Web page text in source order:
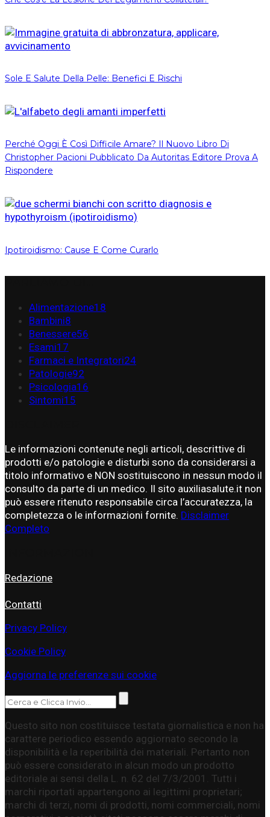
Sole E Salute Della Pelle: Benefici E Rischi
Perché Oggi È Così Difficile Amare? Il Nuovo Libro Di
Christopher Pacioni Pubblicato Da Autoritas Editore Prova A
Rispondere
Ipotiroidismo: Cause E Come Curarlo
Alimentazione18
Bambini8
Benessere56
Esami17
Farmaci e Integratori24
Patologie92
Psicologia16
Sintomi15
Le informazioni contenute negli articoli, descrittive di
prodotti e/o patologie e disturbi sono da considerarsi a
titolo informativo e NON sostituiscono in nessun modo il
consulto da parte di un medico. Il sito auxiliasalute.it non
può essere ritenuto responsabile circa l’accuratezza, la
completezza o le informazioni fornite. Disclaimer
Completo
Redazione
Contatti
Privacy Policy
Cookie Policy
Aggiorna le preferenze sui cookie
Questo sito non costituisce testata giornalistica e non ha
carattere periodico essendo aggiornato secondo la
disponibilità e la reperibilità dei materiali. Pertanto non
può essere considerato in alcun modo un prodotto
editoriale ai sensi della L. n. 62 del 7/3/2001. Tutti i
marchi riportati appartengono ai legittimi proprietari;
marchi di terzi, nomi di prodotti, nomi commerciali, nomi